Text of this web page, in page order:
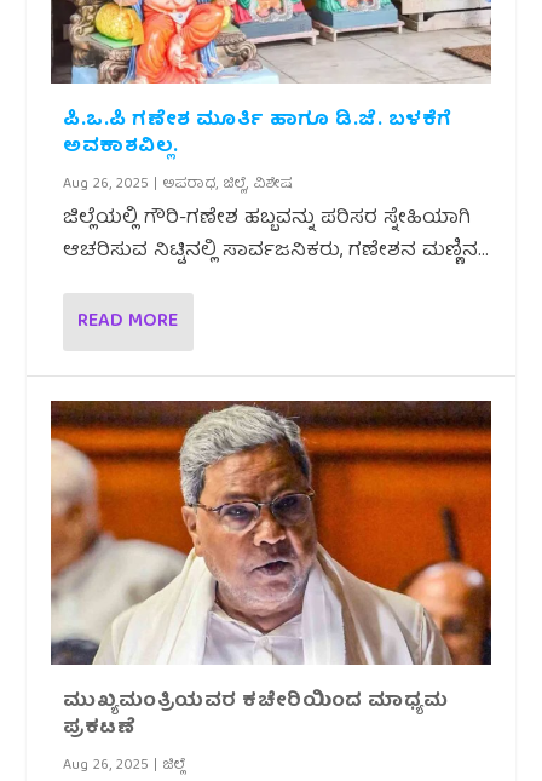
ಪಿ.ಒ.ಪಿ ಗಣೇಶ ಮೂರ್ತಿ ಹಾಗೂ ಡಿ.ಜೆ. ಬಳಕೆಗೆ
ಅವಕಾಶವಿಲ್ಲ.
Aug 26, 2025 | ಅಪರಾಧ, ಜಿಲ್ಲೆ, ವಿಶೇಷ
ಜಿಲ್ಲೆಯಲ್ಲಿ ಗೌರಿ-ಗಣೇಶ ಹಬ್ಬವನ್ನು ಪರಿಸರ ಸ್ನೇಹಿಯಾಗಿ
ಆಚರಿಸುವ ನಿಟ್ಟಿನಲ್ಲಿ ಸಾರ್ವಜನಿಕರು, ಗಣೇಶನ ಮಣ್ಣಿನ...
READ MORE
ಮುಖ್ಯಮಂತ್ರಿಯವರ ಕಚೇರಿಯಿಂದ ಮಾಧ್ಯಮ
ಪ್ರಕಟಣೆ
Aug 26, 2025 | ಜಿಲ್ಲೆ